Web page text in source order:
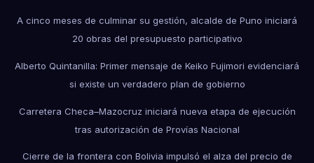
A cinco meses de culminar su gestión, alcalde de Puno iniciará
20 obras del presupuesto participativo
Alberto Quintanilla: Primer mensaje de Keiko Fujimori evidenciará
si existe un verdadero plan de gobierno
Carretera Checa–Mazocruz iniciará nueva etapa de ejecución
tras autorización de Provías Nacional
Cierre de la frontera con Bolivia impulsó el alza del precio de